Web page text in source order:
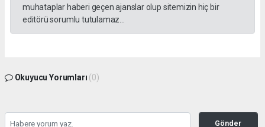
muhataplar haberi geçen ajanslar olup sitemizin hiç bir
editörü sorumlu tutulamaz...
Okuyucu Yorumları (0)
Gönder